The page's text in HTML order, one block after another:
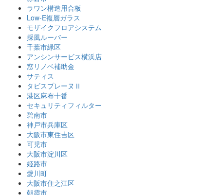
ラワン構造用合板
Low-E複層ガラス
モザイクフロアシステム
採風ルーバー
千葉市緑区
アンシンサービス横浜店
窓リノベ補助金
サティス
タビスプレーヌⅡ
港区麻布十番
セキュリティフィルター
碧南市
神戸市兵庫区
大阪市東住吉区
可児市
大阪市淀川区
姫路市
愛川町
大阪市住之江区
朝霞市